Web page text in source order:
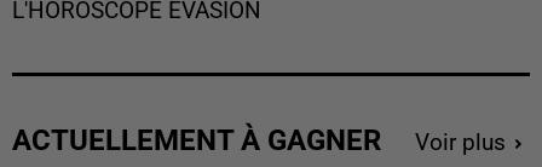
L'HOROSCOPE EVASION
ACTUELLEMENT À GAGNER Voir plus